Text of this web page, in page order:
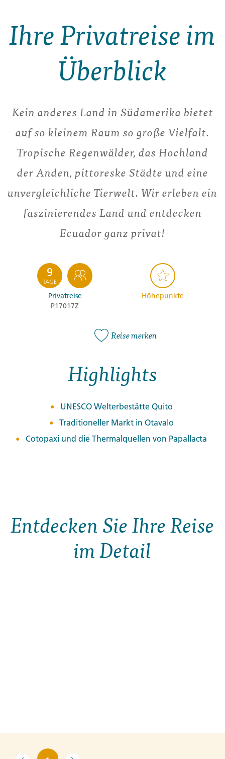
Ihre Privatreise im
Überblick
Kein anderes Land in Südamerika bietet
auf so kleinem Raum so große Vielfalt.
Tropische Regenwälder, das Hochland
der Anden, pittoreske Städte und eine
unvergleichliche Tierwelt. Wir erleben ein
faszinierendes Land und entdecken
Ecuador ganz privat!
9
TAGE
Privatreise
P17017Z
Höhepunkte
Reise merken
Highlights
UNESCO Welterbestätte Quito
Traditioneller Markt in Otavalo
Cotopaxi und die Thermalquellen von Papallacta
Entdecken Sie Ihre Reise
im Detail